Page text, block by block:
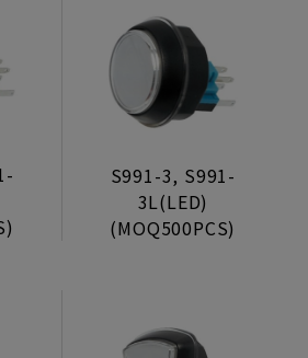
示
ービス
・アクセサリS991-3, S991-
3L(LED)
(MOQ500PCS)